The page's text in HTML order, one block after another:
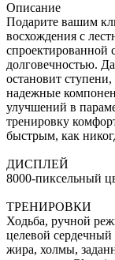
Описание
Подарите вашим
восхождения с
спроектированной
долговечностью.
остановит
надежные
улучшений в
тренировку
быстрым, как
ДИСПЛЕЙ
8000-пиксельный
ТРЕНИРОВКИ
Ходьба, ручной
целевой
жира, холмы,